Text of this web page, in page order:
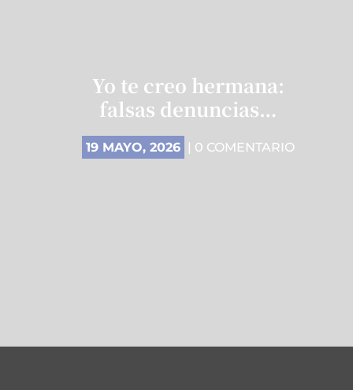
Yo te creo hermana:
falsas denuncias…
19 MAYO, 2026 | 0 COMENTARIO